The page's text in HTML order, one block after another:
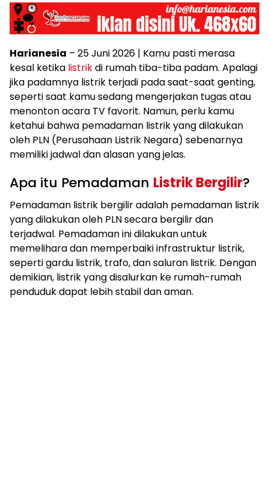
Harianesia – 25 Juni 2026 | Kamu pasti merasa
kesal ketika listrikdi rumah tiba-tiba padam. Apalagi
jika padamnya listrik terjadi pada saat-saat genting,
seperti saat kamu sedang mengerjakan tugas atau
menonton acara TV favorit. Namun, perlu kamu
ketahui bahwa pemadaman listrik yang dilakukan
oleh PLN (Perusahaan Listrik Negara) sebenarnya
memiliki jadwal dan alasan yang jelas.
Apa itu Pemadaman Listrik Bergilir?
Pemadaman listrik bergilir adalah pemadaman listrik
yang dilakukan oleh PLN secara bergilir dan
terjadwal. Pemadaman ini dilakukan untuk
memelihara dan memperbaiki infrastruktur listrik,
seperti gardu listrik, trafo, dan saluran listrik. Dengan
demikian, listrik yang disalurkan ke rumah-rumah
penduduk dapat lebih stabil dan aman.